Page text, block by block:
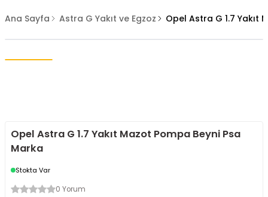
Ana Sayfa Astra G Yakıt ve Egzoz Opel Astra G 1.7 Yakıt
Opel Astra G 1.7 Yakıt Mazot Pompa Beyni Psa
Marka
Stokta Var
0 Yorum